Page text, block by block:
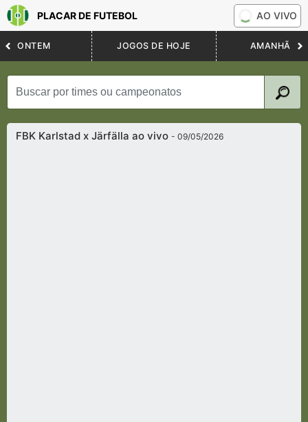
PLACAR DE FUTEBOL AO VIVO
ONTEM JOGOS DE HOJE AMANHÃ
FBK Karlstad x Järfälla ao vivo- 09/05/2026